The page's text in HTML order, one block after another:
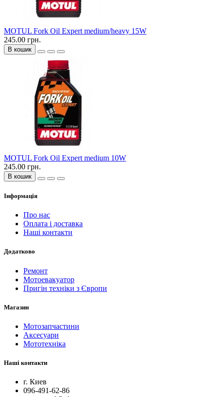
MOTUL Fork Oil Expert medium/heavy 15W
245.00 грн.
В кошик
MOTUL Fork Oil Expert medium 10W
245.00 грн.
В кошик
Інформація
Про нас
Оплата і доставка
Наші контакти
Додатково
Ремонт
Мотоевакуатор
Пригін техніки з Європи
Магазин
Мотозапчастини
Аксесуари
Мототехніка
Наші контакти
г. Киев
096-491-62-86